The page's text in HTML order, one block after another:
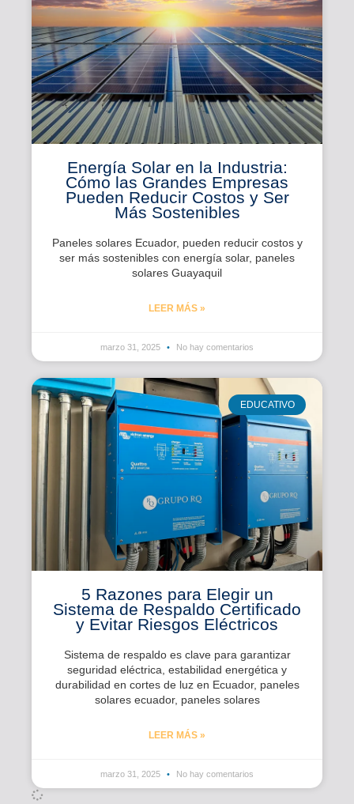
Energía Solar en la Industria:
Cómo las Grandes Empresas
Pueden Reducir Costos y Ser
Más Sostenibles
Paneles solares Ecuador, pueden reducir costos y
ser más sostenibles con energía solar, paneles
solares Guayaquil
LEER MÁS »
marzo 31, 2025 No hay comentarios
EDUCATIVO
5 Razones para Elegir un
Sistema de Respaldo Certificado
y Evitar Riesgos Eléctricos
Sistema de respaldo es clave para garantizar
seguridad eléctrica, estabilidad energética y
durabilidad en cortes de luz en Ecuador, paneles
solares ecuador, paneles solares
LEER MÁS »
marzo 31, 2025 No hay comentarios